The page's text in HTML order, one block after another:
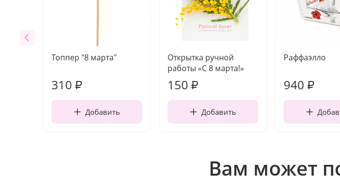
Топпер "8 марта"
310 ₽
Добавить
Открытка ручной
работы «С 8 марта!»
150 ₽
Добавить
Раффаэлло
940 ₽
Вам может